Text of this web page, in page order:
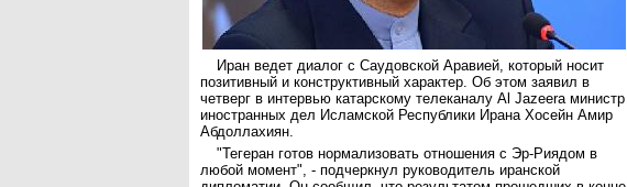
Иран ведет диалог с Саудовской Аравией, который носит
позитивный и конструктивный характер. Об этом заявил в
четверг в интервью катарскому телеканалу Al Jazeera министр
иностранных дел Исламской Республики Ирана Хосейн Амир
Абдоллахиян.
"Тегеран готов нормализовать отношения с Эр-Риядом в
любой момент", - подчеркнул руководитель иранской